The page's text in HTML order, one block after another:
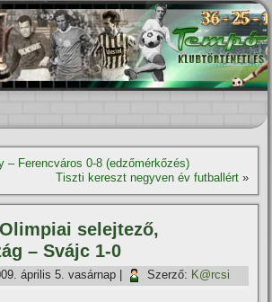
– Ferencváros 0-8 (edzőmérkőzés)
Tiszti kereszt negyven év futballért»
selejtező,
– Svájc 1-0
április 5. vasárnap Szerző: K@rcsi